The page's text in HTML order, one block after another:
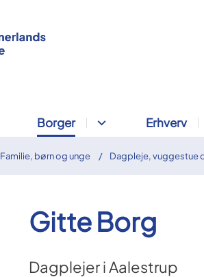
Borger Erhverv
Familie, børn og unge Dagpleje, vuggestue
Gitte Borg
Dagplejer i Aalestrup